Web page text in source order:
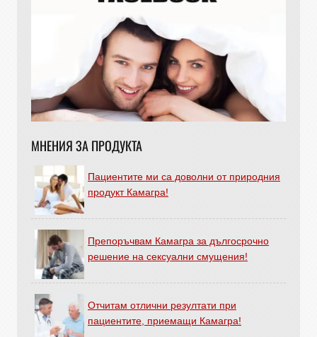
МНЕНИЯ ЗА ПРОДУКТА
Пациентите ми са доволни от природния
продукт Камагра!
Препоръчвам Камагра за дългосрочно
решение на сексуални смущения!
Отчитам отлични резултати при
пациентите, приемащи Камагра!